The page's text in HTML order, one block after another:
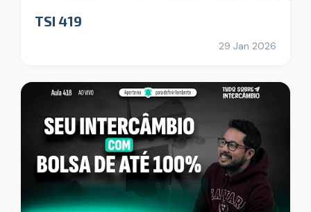
TSI 419
29 Jan 2026